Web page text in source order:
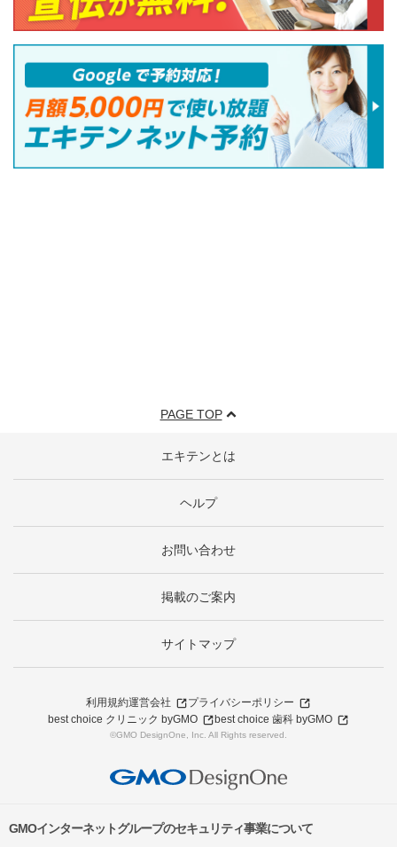
PAGE TOP
エキテンとは
ヘルプ
お問い合わせ
掲載のご案内
サイトマップ
利用規約運営会社
プライバシーポリシー
best choice クリニック byGMO
best choice 歯科 byGMO
©GMO DesignOne, Inc. All Rights reserved.
GMOインターネットグループのセキュリティ事業について